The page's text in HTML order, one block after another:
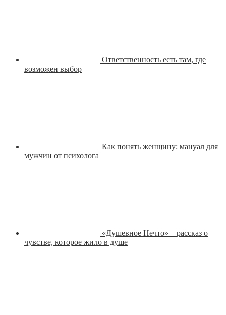
Ответственность есть там, где
возможен выбор
Как понять женщину: мануал для
мужчин от психолога
«Душевное Нечто» – рассказ о
чувстве, которое жило в душе